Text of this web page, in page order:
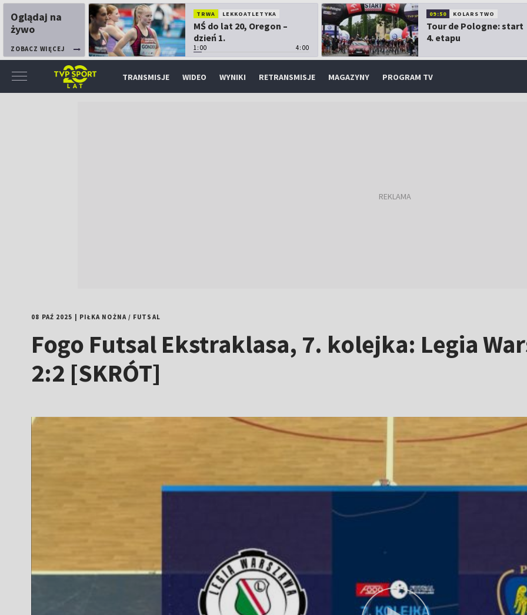
Oglądaj na
żywo
ZOBACZ WIĘCEJ
TRWA LEKKOATLETYKA
MŚ do lat 20, Oregon –
dzień 1.
1:00 4:00
09:50 KOLARSTWO
Tour de Pologne: start
4. etapu
TRANSMISJE WIDEO WYNIKI RETRANSMISJE MAGAZYNY PROGRAM TV
08 PAŹ 2025 PIŁKA NOŻNA/ FUTSAL
Fogo Futsal Ekstraklasa, 7. kolejka: Legia
2:2 [SKRÓT]